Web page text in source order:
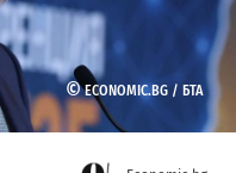
©ECONOMIC.BG / БТА